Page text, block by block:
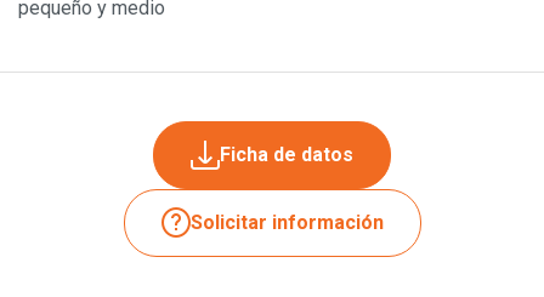
pequeño y medio
Ficha de datos
Solicitar información